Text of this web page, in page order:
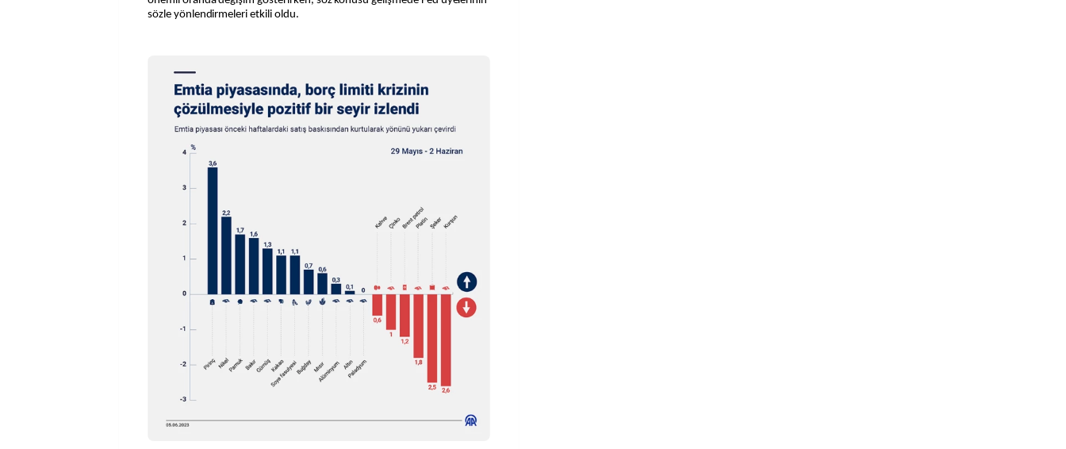
sözle yönlendirmeleri etkili oldu.